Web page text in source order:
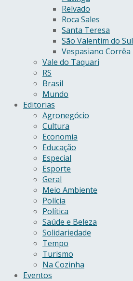
Relvado
Roca Sales
Santa Teresa
São Valentim do Sul
Vespasiano Corrêa
Vale do Taquari
RS
Brasil
Mundo
Editorias
Agronegócio
Cultura
Economia
Educação
Especial
Esporte
Geral
Meio Ambiente
Polícia
Política
Saúde e Beleza
Solidariedade
Tempo
Turismo
Na Cozinha
Eventos